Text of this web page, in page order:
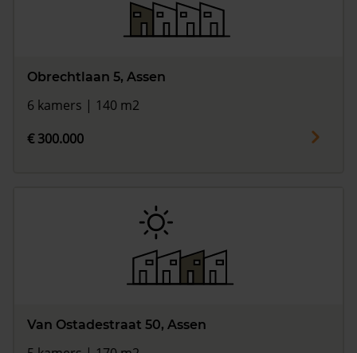
Obrechtlaan 5, Assen
6 kamers | 140 m2
€ 300.000
Van Ostadestraat 50, Assen